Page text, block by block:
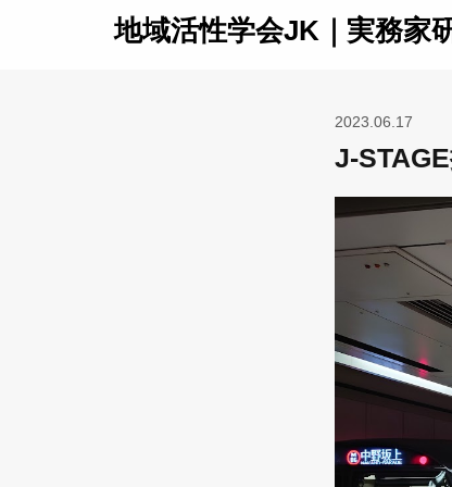
地域活性学会JK｜実務家
2023.06.17
J-